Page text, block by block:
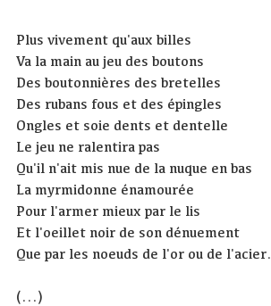
Plus vivement qu'aux billes
Va la main au jeu des boutons
Des boutonnières des bretelles
Des rubans fous et des épingles
Ongles et soie dents et dentelle
Le jeu ne ralentira pas
Qu'il n'ait mis nue de la nuque en bas
La myrmidonne énamourée
Pour l'armer mieux par le lis
Et l'oeillet noir de son dénuement
Que par les noeuds de l'or ou de l'acier.
(...)